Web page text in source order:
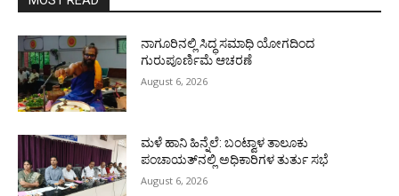
ನಾಗೂರಿನಲ್ಲಿ ಸಿದ್ಧ ಸಮಾಧಿ ಯೋಗದಿಂದ
ಗುರುಪೂರ್ಣಿಮೆ ಆಚರಣೆ
August 6, 2026
ಮಳೆ ಹಾನಿ ಹಿನ್ನೆಲೆ: ಬಂಟ್ವಾಳ ತಾಲೂಕು
ಪಂಚಾಯತ್‌ನಲ್ಲಿ ಅಧಿಕಾರಿಗಳ ತುರ್ತು ಸಭೆ
August 6, 2026